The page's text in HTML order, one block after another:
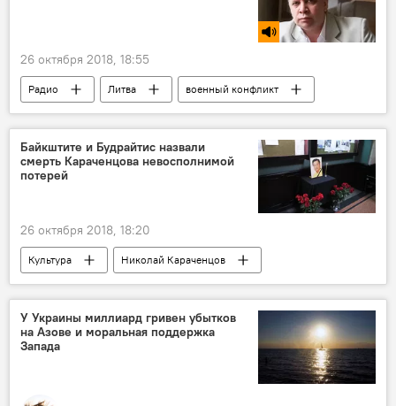
26 октября 2018, 18:55
Радио Литва военный конфликт
Байкштите и Будрайтис назвали
смерть Караченцова невосполнимой
потерей
26 октября 2018, 18:20
Культура
Николай Караченцов
Юозас Будрайтис
У Украины миллиард гривен убытков
на Азове и моральная поддержка
Запада